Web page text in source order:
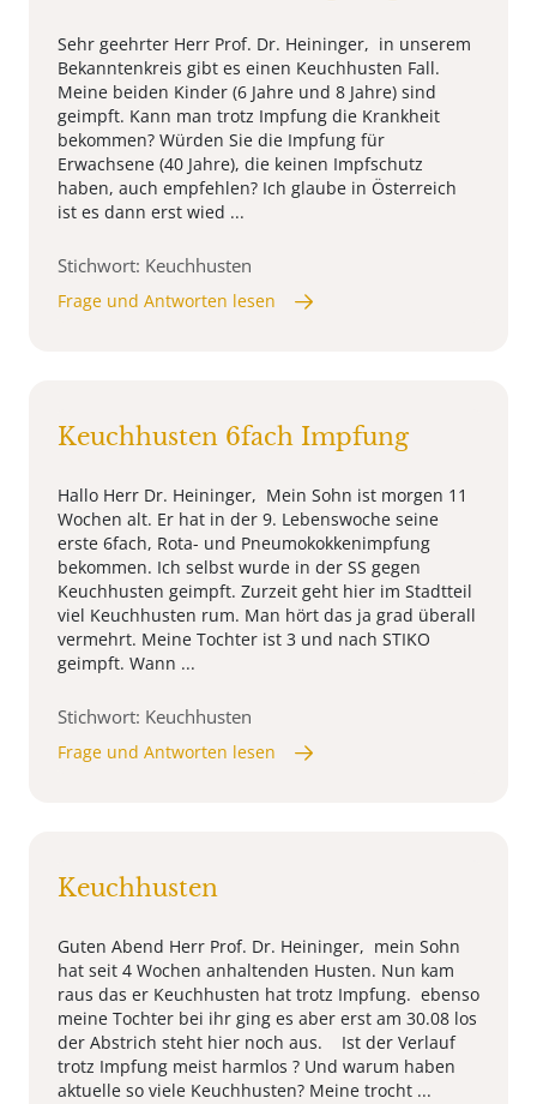
Sehr geehrter Herr Prof. Dr. Heininger, in unserem
Bekanntenkreis gibt es einen Keuchhusten Fall.
Meine beiden Kinder (6 Jahre und 8 Jahre) sind
geimpft. Kann man trotz Impfung die Krankheit
bekommen? Würden Sie die Impfung für
Erwachsene (40 Jahre), die keinen Impfschutz
haben, auch empfehlen? Ich glaube in Österreich
ist es dann erst wied ...
Stichwort: Keuchhusten
Frage und Antworten lesen
Keuchhusten 6fach Impfung
Hallo Herr Dr. Heininger, Mein Sohn ist morgen 11
Wochen alt. Er hat in der 9. Lebenswoche seine
erste 6fach, Rota- und Pneumokokkenimpfung
bekommen. Ich selbst wurde in der SS gegen
Keuchhusten geimpft. Zurzeit geht hier im Stadtteil
viel Keuchhusten rum. Man hört das ja grad überall
vermehrt. Meine Tochter ist 3 und nach STIKO
geimpft. Wann ...
Stichwort: Keuchhusten
Frage und Antworten lesen
Keuchhusten
Guten Abend Herr Prof. Dr. Heininger, mein Sohn
hat seit 4 Wochen anhaltenden Husten. Nun kam
raus das er Keuchhusten hat trotz Impfung. ebenso
meine Tochter bei ihr ging es aber erst am 30.08 los
der Abstrich steht hier noch aus. Ist der Verlauf
trotz Impfung meist harmlos ? Und warum haben
aktuelle so viele Keuchhusten? Meine trocht ...